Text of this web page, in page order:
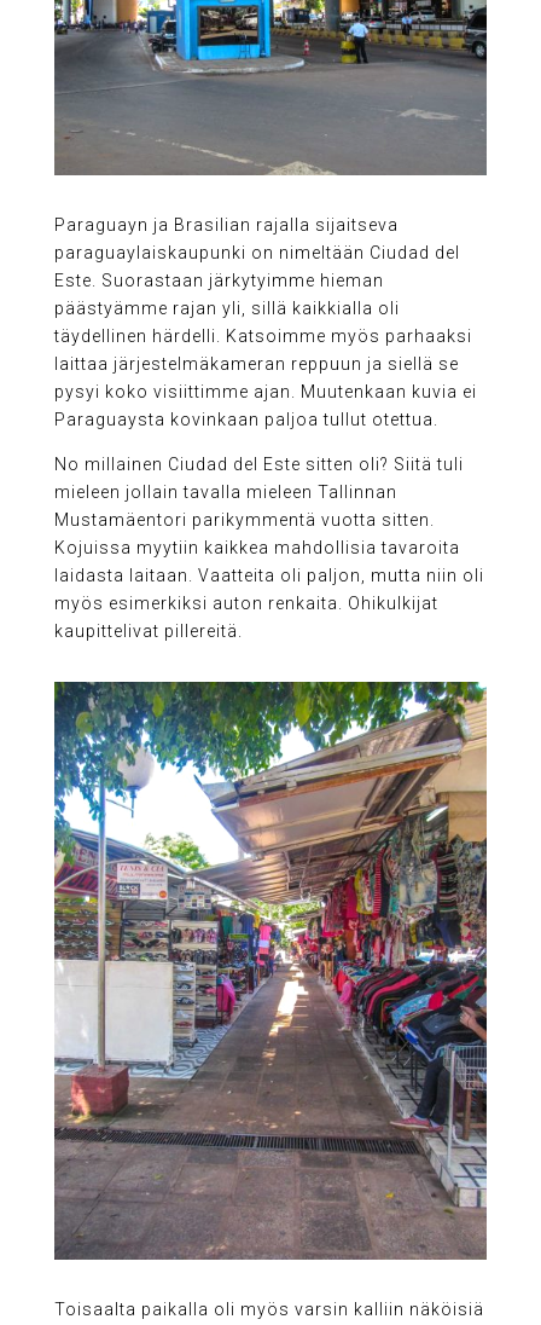
Paraguayn ja Brasilian rajalla sijaitseva
paraguaylaiskaupunki on nimeltään Ciudad del
Este. Suorastaan järkytyimme hieman
päästyämme rajan yli, sillä kaikkialla oli
täydellinen härdelli. Katsoimme myös parhaaksi
laittaa järjestelmäkameran reppuun ja siellä se
pysyi koko visiittimme ajan. Muutenkaan kuvia ei
Paraguaysta kovinkaan paljoa tullut otettua.
No millainen Ciudad del Este sitten oli? Siitä tuli
mieleen jollain tavalla mieleen Tallinnan
Mustamäentori parikymmentä vuotta sitten.
Kojuissa myytiin kaikkea mahdollisia tavaroita
laidasta laitaan. Vaatteita oli paljon, mutta niin oli
myös esimerkiksi auton renkaita. Ohikulkijat
kaupittelivat pillereitä.
Toisaalta paikalla oli myös varsin kalliin näköisiä